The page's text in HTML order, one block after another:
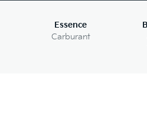
Essence
Carburant